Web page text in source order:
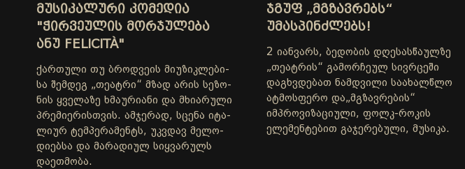
ᲛᲣᲡᲘᲙᲐᲚᲣᲠᲘ ᲙᲝᲛᲔᲓᲘᲐ
"ᲭᲘᲠᲕᲔᲣᲚᲘᲡ ᲛᲝᲠᲯᲣᲚᲔᲑᲐ
ᲐᲜᲣ FELICITÀ"
ქარ­თუ­ლი თუ ბროდ­ვე­ის მი­უ­ზიკ­ლე­ბი­
სა შემ­დეგ „თე­ატ­რი“ მზად არის სე­ზო­
ნის ყვე­ლა­ზე ხმა­უ­რი­ა­ნი და მხი­ა­რუ­ლი
პრე­მი­ე­რის­თვის. ამ­ჯე­რად, სცე­ნა იტა­
ლი­ურ ტემ­პე­რა­მენტს, უკ­ვდავ მე­ლო­
დი­ებ­სა და მა­რა­დი­ულ სიყ­ვა­რულს
და­ეთ­მო­ბა.
ᲯᲒᲣᲤ „ᲛᲒᲖᲐᲕᲠᲔᲑᲡ“
ᲣᲛᲐᲡᲞᲘᲜᲫᲚᲔᲑᲡ!
2 იანვარს, ბედობის დღესასწაულზე
„თეატრის“ გამორჩეულ სივრცეში
დაგხვდებათ ნამდვილი საახალწლო
ატმოსფერო და„მგზავრების“
იმპროვიზაციული, ფოლკ-როკის
ელემენტებით გაჯერებული, მუსიკა.